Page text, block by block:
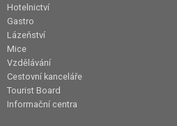
Hotelnictví
Gastro
Lázeňství
Mice
Vzdělávání
Cestovní kanceláře
Tourist Board
Informační centra